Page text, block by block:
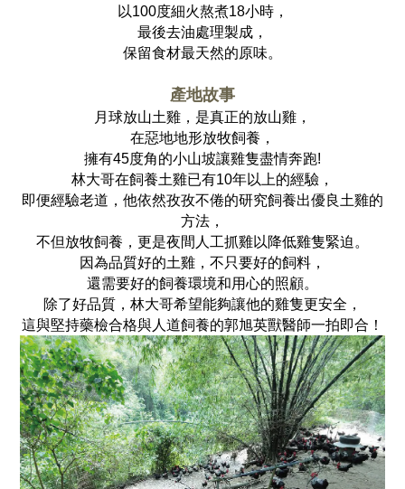
以100度細火熬煮18小時，
最後去油處理製成，
保留食材最天然的原味。
產地故事
月球放山土雞，是真正的放山雞，
在惡地地形放牧飼養，
擁有45度角的小山坡讓雞隻盡情奔跑!
林大哥在飼養土雞已有10年以上的經驗，
即便經驗老道，他依然孜孜不倦的研究飼養出優良土雞的
方法，
不但放牧飼養，更是夜間人工抓雞以降低雞隻緊迫。
因為品質好的土雞，不只要好的飼料，
還需要好的飼養環境和用心的照顧。
除了好品質，林大哥希望能夠讓他的雞隻更安全，
這與堅持藥檢合格與人道飼養的郭旭英獸醫師一拍即合！